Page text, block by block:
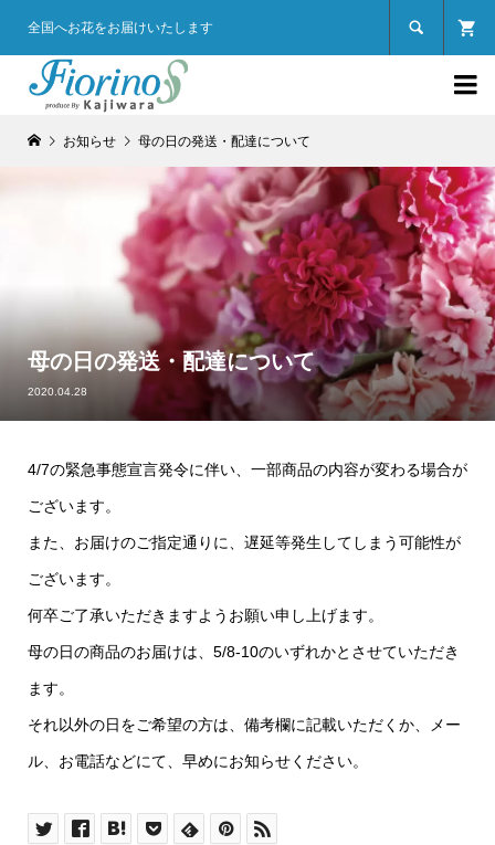
全国へお花をお届けいたします 

お知らせ 母の日の発送・配達について
母の日の発送・配達について
2020.04.28
4/7の緊急事態宣言発令に伴い、一部商品の内容が変わる場合が
ございます。
また、お届けのご指定通りに、遅延等発生してしまう可能性が
ございます。
何卒ご了承いただきますようお願い申し上げます。
母の日の商品のお届けは、5/8-10のいずれかとさせていただき
ます。
それ以外の日をご希望の方は、備考欄に記載いただくか、メー
ル、お電話などにて、早めにお知らせください。